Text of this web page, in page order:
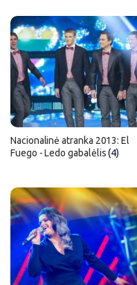
Nacionalinė atranka 2013: El
Fuego - Ledo gabalėlis(4)